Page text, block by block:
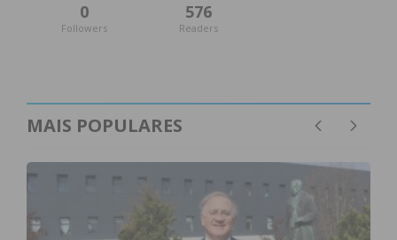
0
Followers
576
Readers
MAIS POPULARES